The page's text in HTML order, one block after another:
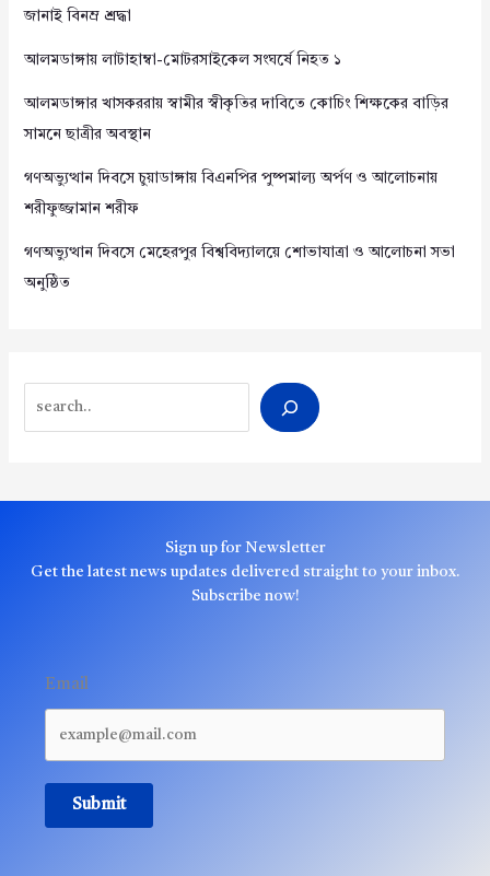
জানাই বিনম্র শ্রদ্ধা
আলমডাঙ্গায় লাটাহাম্বা-মোটরসাইকেল সংঘর্ষে নিহত ১
আলমডাঙ্গার খাসকররায় স্বামীর স্বীকৃতির দাবিতে কোচিং শিক্ষকের বাড়ির
সামনে ছাত্রীর অবস্থান
গণঅভ্যুত্থান দিবসে চুয়াডাঙ্গায় বিএনপির পুষ্পমাল্য অর্পণ ও আলোচনায়
শরীফুজ্জামান শরীফ
গণঅভ্যুত্থান দিবসে মেহেরপুর বিশ্ববিদ্যালয়ে শোভাযাত্রা ও আলোচনা সভা
অনুষ্ঠিত
Sign up for Newsletter
Get the latest news updates delivered straight to your inbox.
Subscribe now!
Email
Submit